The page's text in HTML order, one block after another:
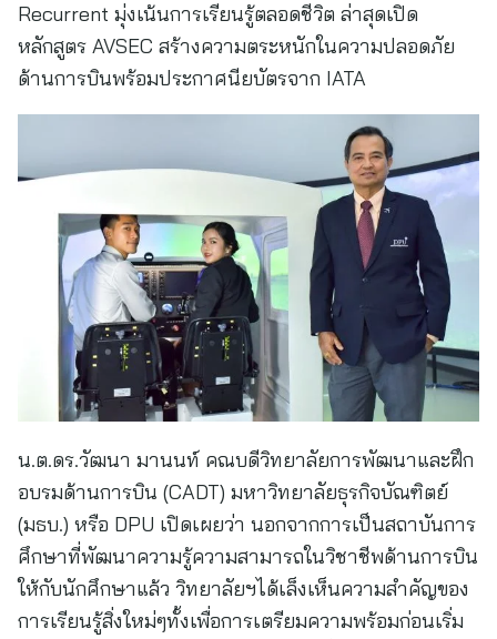
Recurrent มุ่งเน้นการเรียนรู้ตลอดชีวิต ล่าสุดเปิด
หลักสูตร AVSEC สร้างความตระหนักในความปลอดภัย
ด้านการบินพร้อมประกาศนียบัตรจาก IATA
น.ต.ดร.วัฒนา มานนท์ คณบดีวิทยาลัยการพัฒนาและฝึก
อบรมด้านการบิน (CADT) มหาวิทยาลัยธุรกิจบัณฑิตย์
(มธบ.) หรือ DPU เปิดเผยว่า นอกจากการเป็นสถาบันการ
ศึกษาที่พัฒนาความรู้ความสามารถในวิชาชีพด้านการบิน
ให้กับนักศึกษาแล้ว วิทยาลัยฯได้เล็งเห็นความสำคัญของ
การเรียนรู้สิ่งใหม่ๆทั้งเพื่อการเตรียมความพร้อมก่อนเริ่ม